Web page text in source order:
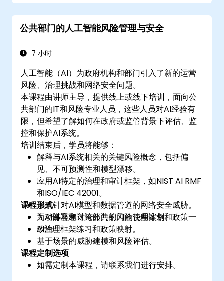
公共部门的人工智能风险管理与安全
7 小时
人工智能（AI）为政府机构和部门引入了新的运营
风险、治理挑战和网络安全问题。
本课程由讲师主导，提供线上或线下培训，面向公
共部门的IT和风险专业人员，这些人员对AI经验有
限，但希望了解如何在政府或监管背景下评估、监
控和保护AI系统。
培训结束后，学员将能够：
解释与AI系统相关的关键风险概念，包括偏
见、不可预测性和模型漂移。
应用AI特定的治理和审计框架，如NIST AI RMF
和ISO/IEC 42001。
识别针对AI模型和数据管道的网络安全威胁。
为AI部署建立跨部门的风险管理计划和政策一
致性。
课程形式
互动讲座和讨论公共部门的使用案例。
AI治理框架练习和政策映射。
基于场景的威胁建模和风险评估。
课程定制选项
如需定制本课程，请联系我们进行安排。